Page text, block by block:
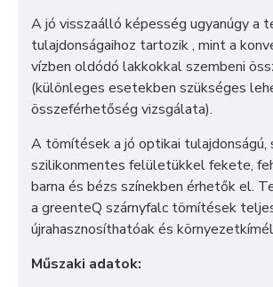
A jó visszaálló képesség ugyanúgy a
tulajdonságaihoz tartozik , mint a
vízben oldódó lakkokkal szembeni
(különleges esetekben szükséges
összeférhetőség vizsgálata).
A tömítések a jó optikai tulajdonságú,
szilikonmentes felületükkel fekete,
barna és bézs színekben érhetők el.
a greenteQ szárnyfalc tömítések
újrahasznosíthatóak és
Műszaki adatok: